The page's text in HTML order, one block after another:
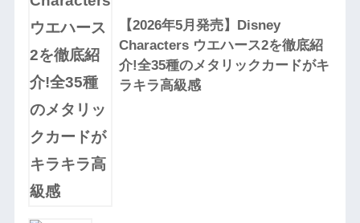
【2026年5月発売】Disney
Characters ウエハース2を徹底紹
介!全35種のメタリックカードがキ
ラキラ高級感